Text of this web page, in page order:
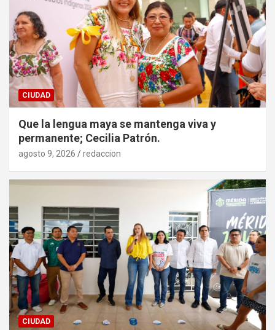
CIUDAD
Que la lengua maya se mantenga viva y
permanente; Cecilia Patrón.
agosto 9, 2026 redaccion
CIUDAD